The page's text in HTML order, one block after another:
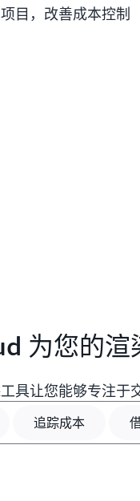
目，改善成本控制
为您的
具让您能够专注于
追踪成本